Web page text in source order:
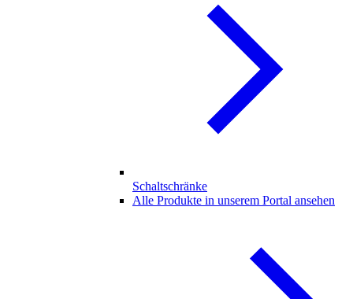
Schaltschränke
Alle Produkte in unserem Portal ansehen